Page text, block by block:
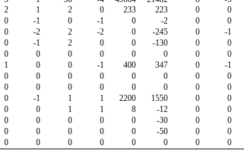
2 1 2 0 233 223 0 0
0 -1 0 -1 0 -2 0 0
0 -2 2 -2 0 -245 0 -1
0 -1 2 0 0 -130 0 0
0 0 0 0 0 0 0 0
1 0 0 -1 400 347 0 -1
0 0 0 0 0 0 0 0
0 0 0 0 0 0 0 0
0 -1 1 1 2200 1550 0 0
0 0 1 1 8 -12 0 0
0 0 0 0 0 -30 0 0
0 0 0 0 0 -50 0 0
0 0 0 0 0 0 0 0